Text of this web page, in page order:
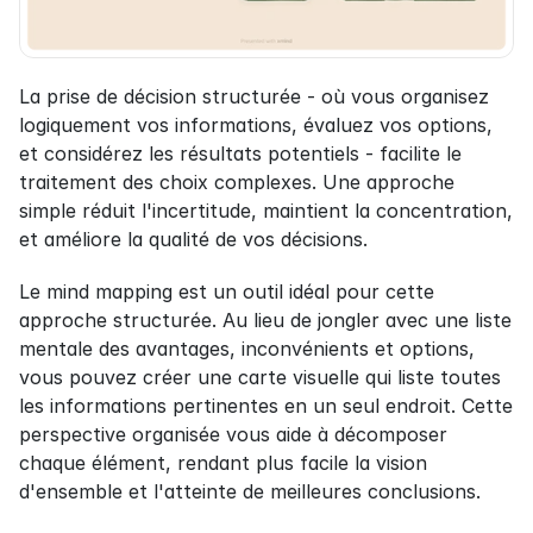
La prise de décision structurée - où vous organisez
logiquement vos informations, évaluez vos options,
et considérez les résultats potentiels - facilite le
traitement des choix complexes. Une approche
simple réduit l'incertitude, maintient la concentration,
et améliore la qualité de vos décisions.
Le mind mapping est un outil idéal pour cette
approche structurée. Au lieu de jongler avec une liste
mentale des avantages, inconvénients et options,
vous pouvez créer une carte visuelle qui liste toutes
les informations pertinentes en un seul endroit. Cette
perspective organisée vous aide à décomposer
chaque élément, rendant plus facile la vision
d'ensemble et l'atteinte de meilleures conclusions.